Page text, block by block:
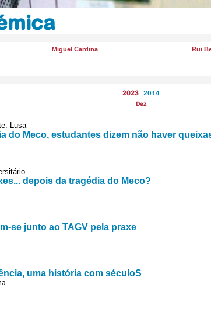
Miguel Cardina Rui
2023 2014
Dez
Lusa
do Meco, estudantes dizem não haver
depois da tragédia do Meco?
se junto ao TAGV pela praxe
uma história com séculoS